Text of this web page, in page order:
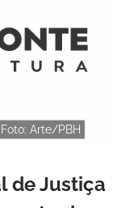
Foto: Arte/PBH
de Justiça